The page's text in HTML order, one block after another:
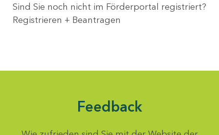
Sind Sie noch nicht im Förderportal registriert?
Registrieren + Beantragen
Feedback